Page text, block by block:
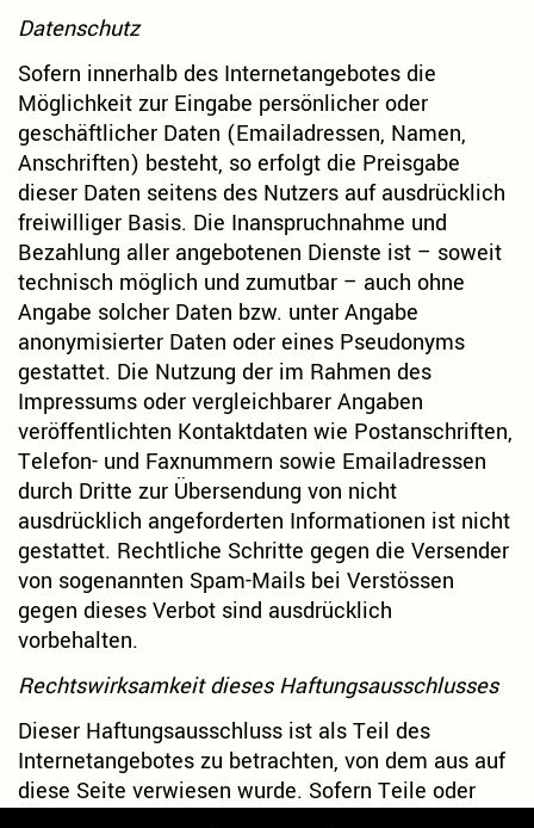
Datenschutz
Sofern innerhalb des Internetangebotes die
Möglichkeit zur Eingabe persönlicher oder
geschäftlicher Daten (Emailadressen, Namen,
Anschriften) besteht, so erfolgt die Preisgabe
dieser Daten seitens des Nutzers auf ausdrücklich
freiwilliger Basis. Die Inanspruchnahme und
Bezahlung aller angebotenen Dienste ist – soweit
technisch möglich und zumutbar – auch ohne
Angabe solcher Daten bzw. unter Angabe
anonymisierter Daten oder eines Pseudonyms
gestattet. Die Nutzung der im Rahmen des
Impressums oder vergleichbarer Angaben
veröffentlichten Kontaktdaten wie Postanschriften,
Telefon- und Faxnummern sowie Emailadressen
durch Dritte zur Übersendung von nicht
ausdrücklich angeforderten Informationen ist nicht
gestattet. Rechtliche Schritte gegen die Versender
von sogenannten Spam-Mails bei Verstössen
gegen dieses Verbot sind ausdrücklich
vorbehalten.
Rechtswirksamkeit dieses Haftungsausschlusses
Dieser Haftungsausschluss ist als Teil des
Internetangebotes zu betrachten, von dem aus auf
diese Seite verwiesen wurde. Sofern Teile oder